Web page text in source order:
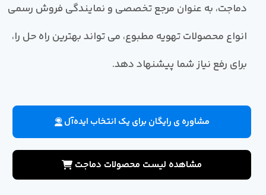
دماجت، به عنوان مرجع تخصصی و نمایندگی فروش رسمی
انواع محصولات تهویه مطبوع، می تواند بهترین راه حل را،
برای رفع نیاز شما پیشنهاد دهد.
مشاوره ی رایگان برای یک انتخاب ایده‌آل
مشاهده لیست محصولات دماجت